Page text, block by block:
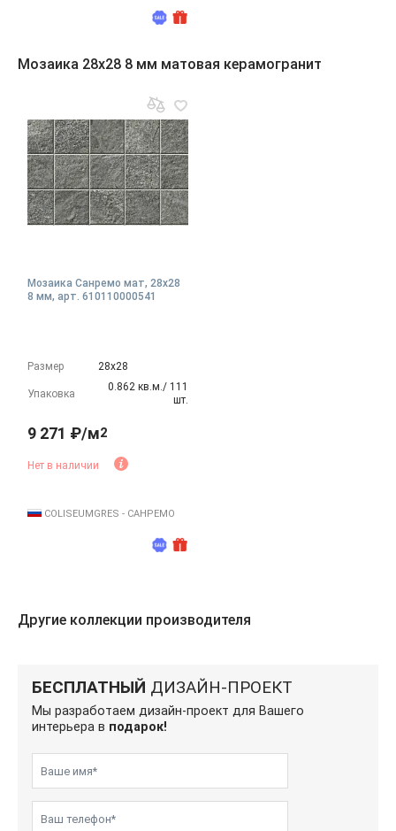
Мозаика 28x28 8 мм матовая керамогранит
Мозаика Санремо мат, 28x28
8 мм, арт. 610110000541
Размер 28х28
Упаковка
0.862 кв.м./ 111
шт.
9 271 ₽/м2
Нет в наличии
COLISEUMGRES - САНРЕМО
Другие коллекции производителя
БЕСПЛАТНЫЙ ДИЗАЙН-ПРОЕКТ
Мы разработаем дизайн-проект для Вашего
интерьера в подарок!